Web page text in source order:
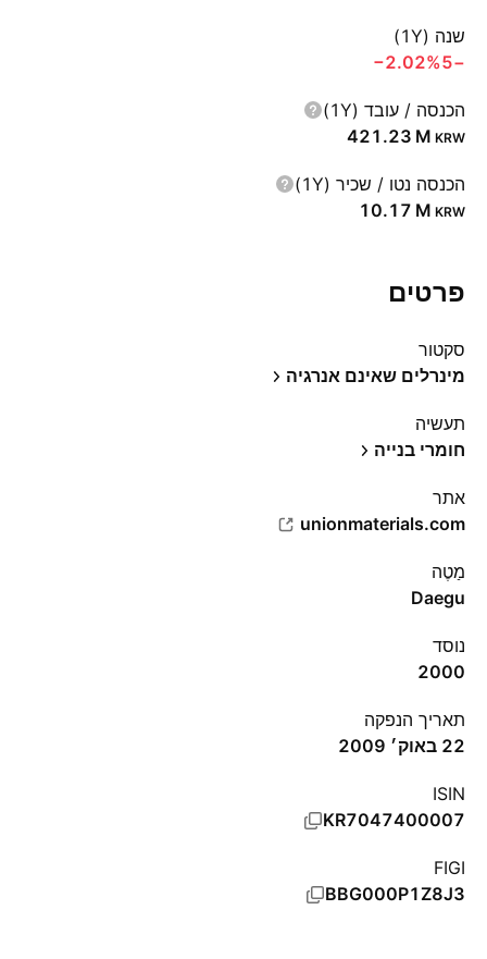
שנה (1Y)
−5
‪−2.02%‬
הכנסה / עובד (1Y)
‪421.23 M‬ KRW
הכנסה נטו / שכיר (1Y)
‪10.17 M‬ KRW
פרטים
סקטור
מינרלים שאינם אנרגיה
תעשיה
חומרי בנייה
אתר‏
unionmaterials.com
מַטֶה
Daegu
נוסד
2000
תאריך הנפקה
22 באוק׳ 2009
ISIN
KR7047400007
FIGI
BBG000P1Z8J3